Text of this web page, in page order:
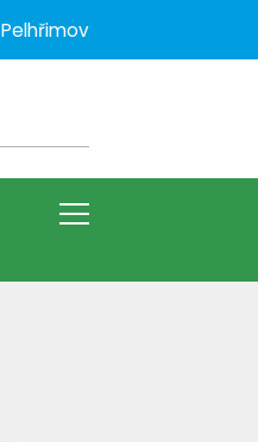
Pelhřimov